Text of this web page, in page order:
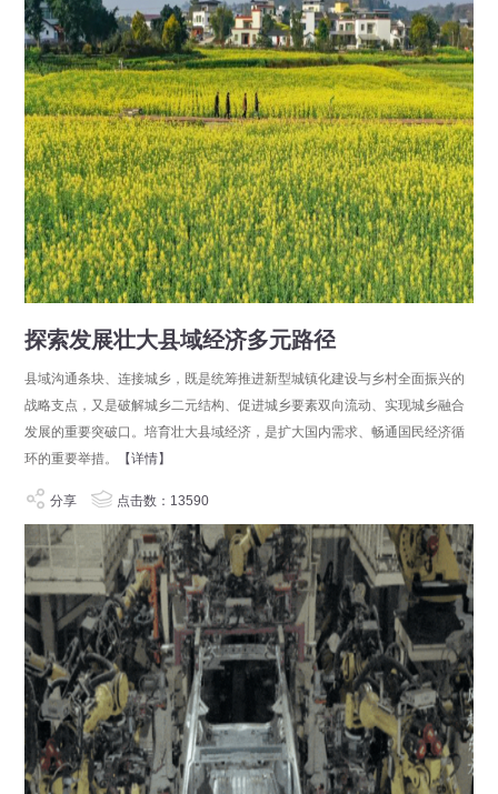
探索发展壮大县域经济多元路径
县域沟通条块、连接城乡，既是统筹推进新型城镇化建设与乡村全面振兴的
战略支点，又是破解城乡二元结构、促进城乡要素双向流动、实现城乡融合
发展的重要突破口。培育壮大县域经济，是扩大国内需求、畅通国民经济循
环的重要举措。
【详情】
分享 点击数：13590